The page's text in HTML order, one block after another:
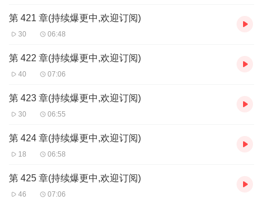
第 421 章(持续爆更中,欢迎订阅)
30 06:48
第 422 章(持续爆更中,欢迎订阅)
40 07:06
第 423 章(持续爆更中,欢迎订阅)
30 06:55
第 424 章(持续爆更中,欢迎订阅)
18 06:58
第 425 章(持续爆更中,欢迎订阅)
46 07:06